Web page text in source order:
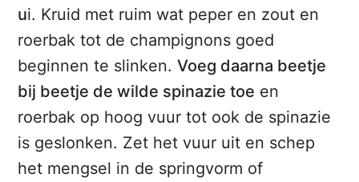
ui. Kruid met ruim wat peper en zout en
roerbak tot de champignons goed
beginnen te slinken.Voeg daarna beetje
bij beetje de wilde spinazie toe en
roerbak op hoog vuur tot ook de spinazie
is geslonken. Zet het vuur uit en schep
het mengsel in de springvorm of